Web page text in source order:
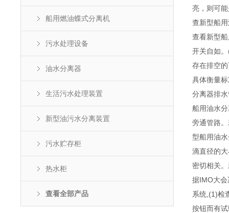
船用燃油蝶式分离机
污水处理设备
油水分离器
生活污水处理装置
新型油污水分离装置
污水贮存柜
热水柜
查看全部产品
亮，则可
查新型船
查看新型
开关自如
存在排空
具体衡量
分离器排
船用油水
旁通管路
型船用油
滴直径的
密切相关
据IMO大
系统,(1)检
按钮而有